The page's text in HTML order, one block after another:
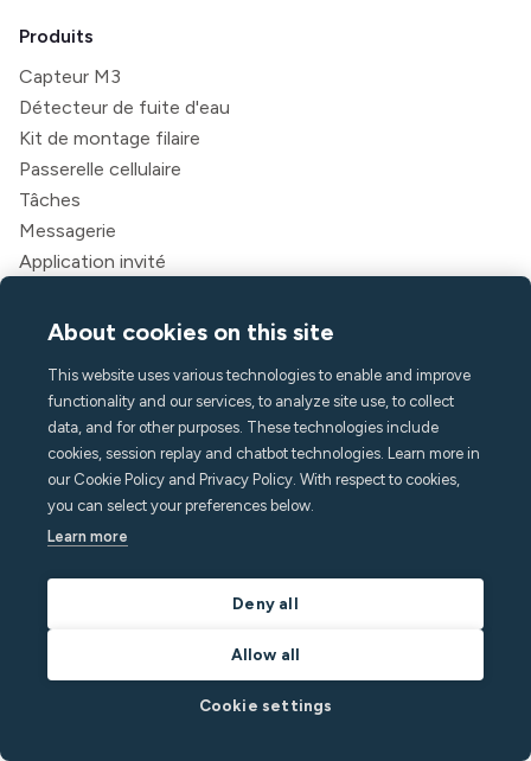
Produits
Capteur M3
Détecteur de fuite d'eau
Kit de montage filaire
Passerelle cellulaire
Tâches
Messagerie
Application invité
Surveillance du bruit
Alarme domestique
Détection du tabagisme
Climat intérieur
Assistance aux appels
API
Des solutions
Hôtes
Directeurs de locations de vacances
Logement pour étudiants
About cookies on this site
This website uses various technologies to enable and improve
functionality and our services, to analyze site use, to collect
data, and for other purposes. These technologies include
cookies, session replay and chatbot technologies. Learn more in
our Cookie Policy and Privacy Policy. With respect to cookies,
you can select your preferences below.
Learn more
Deny all
Allow all
Cookie settings